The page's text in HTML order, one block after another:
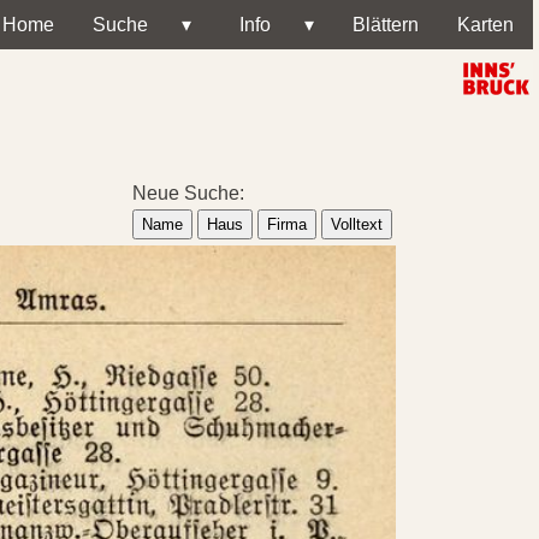
Home Suche ▾ Info ▾ Blättern Karten
Neue Suche:
Name Haus Firma Volltext